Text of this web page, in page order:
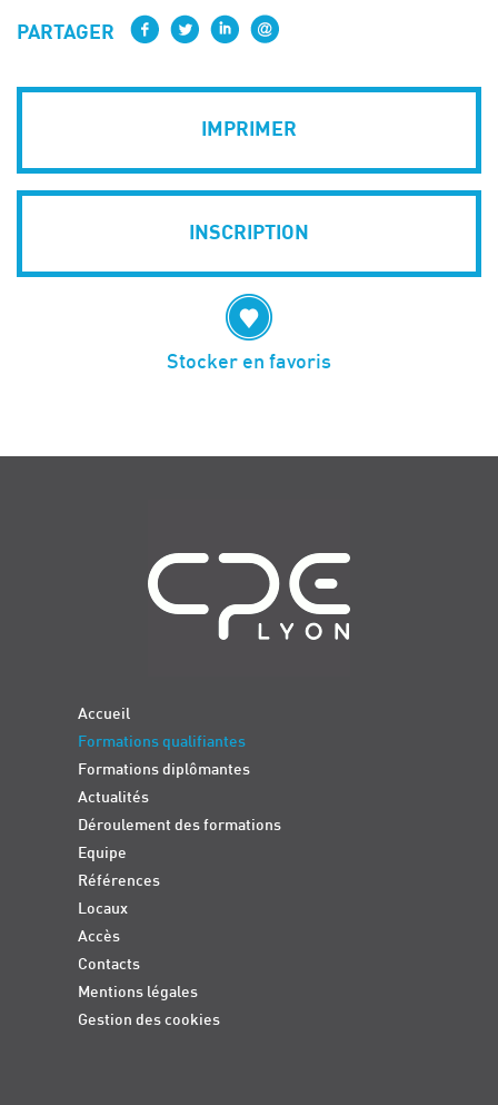
PARTAGER
IMPRIMER
INSCRIPTION
Stocker en favoris
Accueil
Formations qualifiantes
Formations diplômantes
Actualités
Déroulement des formations
Equipe
Références
Locaux
Accès
Contacts
Mentions légales
Gestion des cookies